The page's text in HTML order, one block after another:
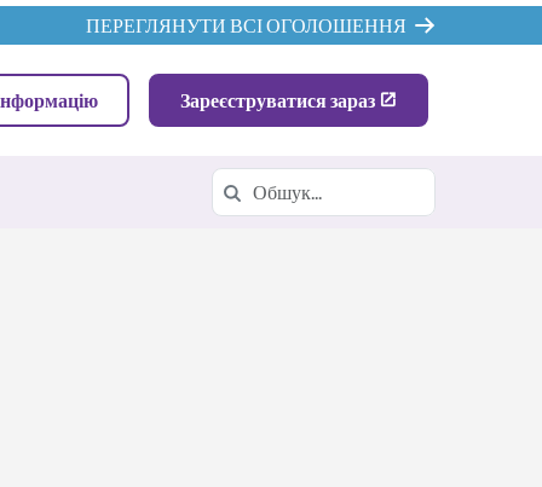
ПЕРЕГЛЯНУТИ ВСІ ОГОЛОШЕННЯ
Зареєструватися зараз
Шукати в https://cpa.k12.com/
Пошук